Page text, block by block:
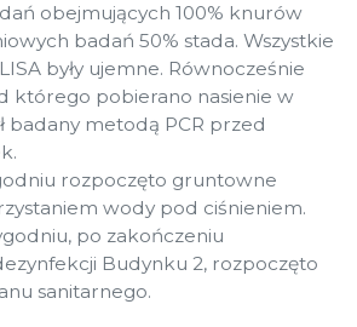
obejmujących 100% knurów
badań 50% stada. Wszystkie
były ujemne. Równocześnie
którego pobierano nasienie w
badany metodą PCR przed
rozpoczęto gruntowne
wody pod ciśnieniem.
po zakończeniu
Budynku 2, rozpoczęto
sanitarnego.